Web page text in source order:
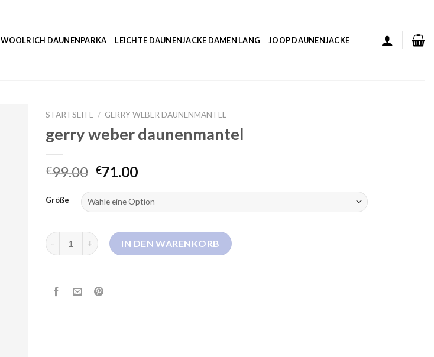
WOOLRICH DAUNENPARKA LEICHTE DAUNENJACKE DAMEN LANG JOOP DAUNENJACKE
STARTSEITE / GERRY WEBER DAUNENMANTEL
gerry weber daunenmantel
€99.00 €71.00
Größe
gerry weber daunenmantel Menge
IN DEN WARENKORB